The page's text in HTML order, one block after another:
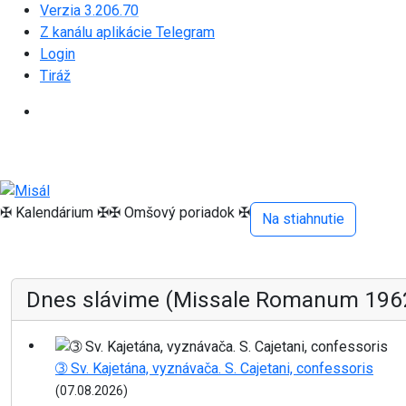
Verzia 3.206.70
Z kanálu aplikácie Telegram
Login
Tiráž
✠ Kalendárium ✠✠ Omšový poriadok ✠ Na stiahnutie
Dnes slávime (Missale Romanum
➂ Sv. Kajetána, vyznávača. S. Cajetani, confessoris
(07.08.2026)